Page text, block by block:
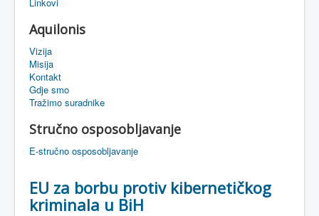
Aquilonis
Vizija
Misija
Kontakt
Gdje smo
Tražimo suradnike
Stručno osposobljavanje
E-stručno osposobljavanje
EU za borbu protiv kibernetičkog
kriminala u BiH